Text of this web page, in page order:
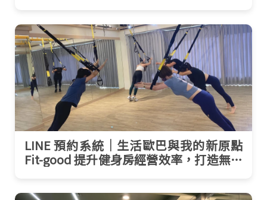
LINE 預約系統｜生活歐巴與我的新原點
Fit-good 提升健身房經營效率，打造無壓